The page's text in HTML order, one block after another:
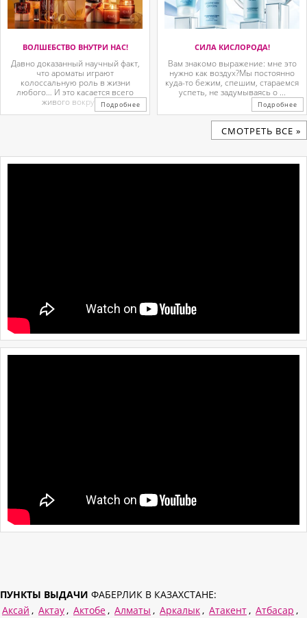
ВОЛШЕБСТВО ВНУТРИ НАС!
Давно доказанный научный факт,
что ароматы играют
колоссальную роль в жизни
любого… И это касается всего
живого вокруг. ...Подробнее
СИЛА КИСЛОРОДА!
Вам знакомо выражение: мне это
нужно как воздух?Мы постоянно
куда-то бежим, спешим, стараемся
успеть, не задумываясь о ...
Подробнее
CМОТРЕТЬ ВСЕ »
ПУНКТЫ ВЫДАЧИ ФАБЕРЛИК В КАЗАХСТАНЕ:
Аксай , Актау , Актобе , Алматы , Аркалык , Атакент , Атбасар ,